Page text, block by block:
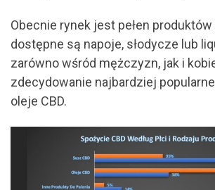
Obecnie rynek jest pełen produktów
dostępne są napoje, słodycze lub
zarówno wśród mężczyzn, jak i
zdecydowanie najbardziej
oleje CBD.